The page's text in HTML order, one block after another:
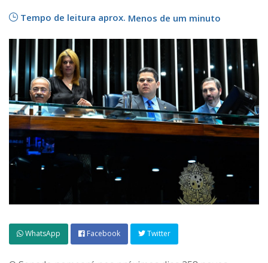
Tempo de leitura aprox. Menos de um minuto
WhatsApp Facebook Twitter